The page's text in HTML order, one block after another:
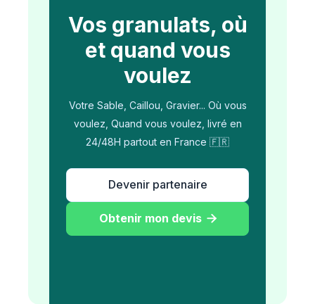
Vos granulats, où
et quand vous
voulez
Votre Sable, Caillou, Gravier... Où vous
voulez, Quand vous voulez, livré en
24/48H partout en France 🇫🇷
Devenir partenaire
Obtenir mon devis 